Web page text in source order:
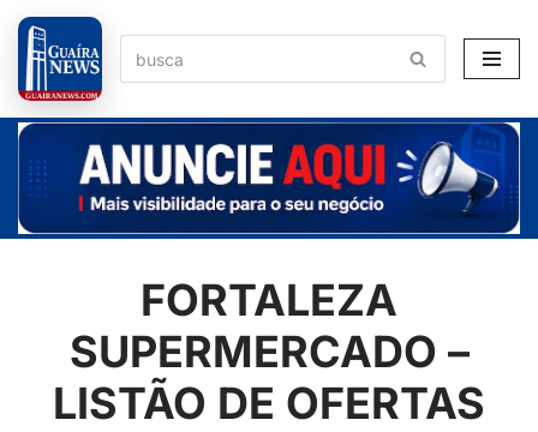
Pular
para
o
conteúdo
FORTALEZA
SUPERMERCADO –
LISTÃO DE OFERTAS